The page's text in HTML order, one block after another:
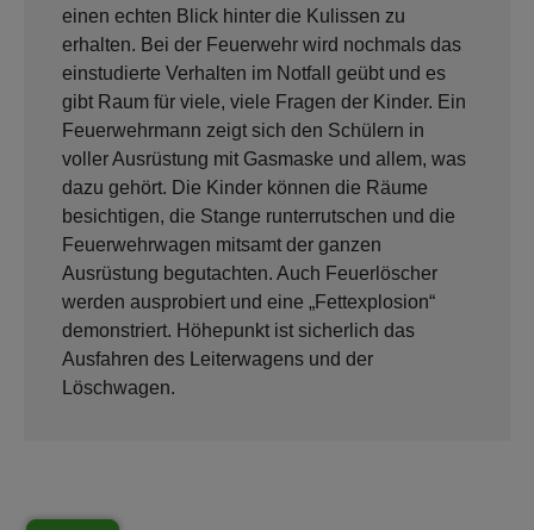
einen echten Blick hinter die Kulissen zu
erhalten. Bei der Feuerwehr wird nochmals das
einstudierte Verhalten im Notfall geübt und es
gibt Raum für viele, viele Fragen der Kinder. Ein
Feuerwehrmann zeigt sich den Schülern in
voller Ausrüstung mit Gasmaske und allem, was
dazu gehört. Die Kinder können die Räume
besichtigen, die Stange runterrutschen und die
Feuerwehrwagen mitsamt der ganzen
Ausrüstung begutachten. Auch Feuerlöscher
werden ausprobiert und eine „Fettexplosion“
demonstriert. Höhepunkt ist sicherlich das
Ausfahren des Leiterwagens und der
Löschwagen.